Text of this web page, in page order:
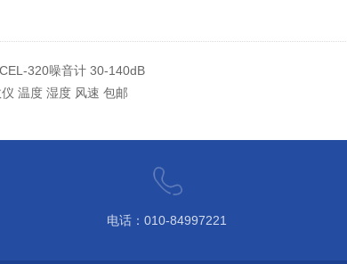
320噪音计 30-140dB
温度 湿度 风速 包邮
电话：010-84997221